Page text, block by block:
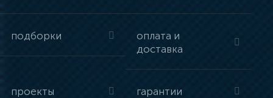
подборки
оплата и
доставка
проекты гарантии